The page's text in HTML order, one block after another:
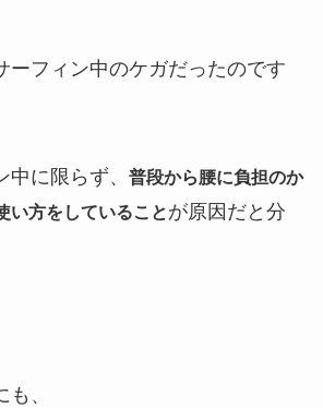
ーフィン中のケガだったのです
に限らず、 普段から腰に負担のか
い方をしていることが原因だと分
、